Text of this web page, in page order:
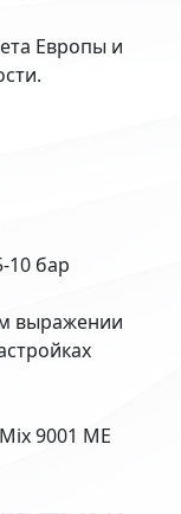
Европы и
10 бар
выражении
9001 ME